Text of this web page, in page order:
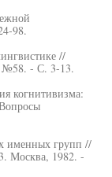
98.
//
№58. - С. 3-13.
когнитивизма:
именных групп //
Москва, 1982. -